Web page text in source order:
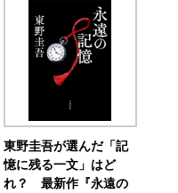
東野圭吾が選んだ「記
憶に残る一文」はど
れ？ 最新作『永遠の